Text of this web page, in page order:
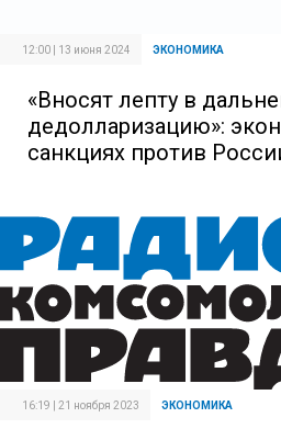
12:00 | 13 июня 2024 ЭКОНОМИКА
«Вносят лепту в
дедолларизацию»:
санкциях против
16:19 | 21 ноября 2023 ЭКОНОМИКА